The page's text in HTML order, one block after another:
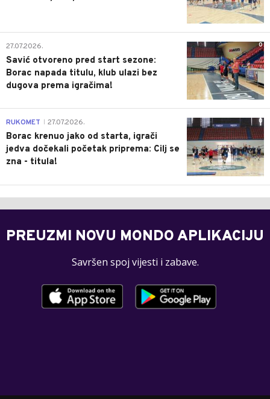
0
27.07.2026.
Savić otvoreno pred start sezone:
Borac napada titulu, klub ulazi bez
dugova prema igračima!
0
RUKOMET 27.07.2026.
Borac krenuo jako od starta, igrači
jedva dočekali početak priprema: Cilj se
zna - titula!
PREUZMI NOVU MONDO APLIKACIJU
Savršen spoj vijesti i zabave.